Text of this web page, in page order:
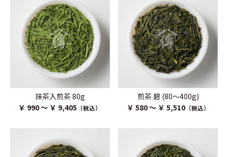
抹茶入煎茶 80g
￥ 990 ～ ￥ 9,405 （税込）
煎茶 碧 (80～400g)
￥ 580 ～ ￥ 5,510（税込）